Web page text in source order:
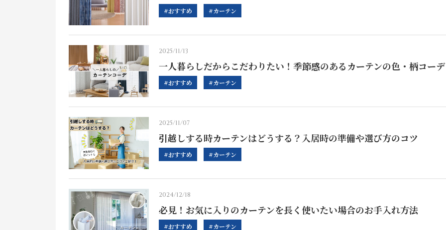
#おすすめ #カーテン
2025/11/13
一人暮らしだからこだわりたい！季節感のあるカーテンの色・柄コーデ
#おすすめ #カーテン
2025/11/07
引越しする時カーテンはどうする？入居時の準備や選び方のコツ
#おすすめ #カーテン
2024/12/18
必見！お気に入りのカーテンを長く使いたい場合のお手入れ方法
#おすすめ #カーテン